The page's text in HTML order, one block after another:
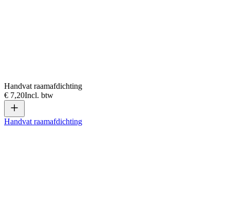
Handvat raamafdichting
€ 7,20Incl. btw
Handvat raamafdichting